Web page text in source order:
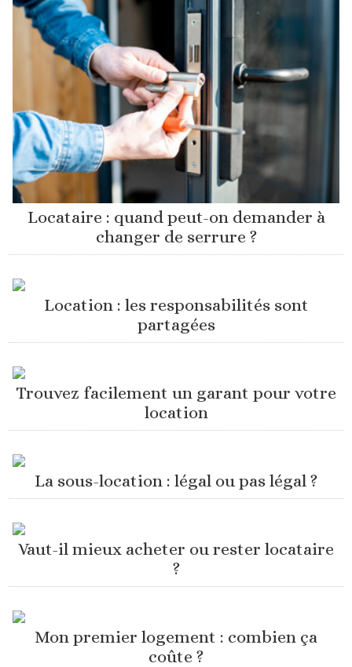
Locataire : quand peut-on demander à
changer de serrure ?
Location : les responsabilités sont
partagées
Trouvez facilement un garant pour votre
location
La sous-location : légal ou pas légal ?
Vaut-il mieux acheter ou rester locataire
?
Mon premier logement : combien ça
coûte ?